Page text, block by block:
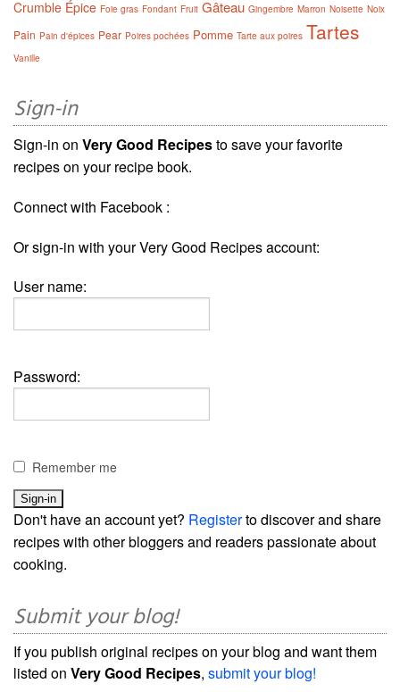
Crumble Épice Foie gras Fondant Fruit Gâteau Gingembre Marron Noisette Noix
Pain Pain d'épices Pear Poires pochées Pomme Tarte aux poires Tartes
Vanille
Sign-in
Sign-in on Very Good Recipesto save your favorite
recipes on your recipe book.
Connect with Facebook :
Or sign-in with your Very Good Recipes account:
User name:
Password:
Remember me
Don't have an account yet? Registerto discover and share
recipes with other bloggers and readers passionate about
cooking.
Submit your blog!
If you publish original recipes on your blog and want them
listed on Very Good Recipes, submit your blog!